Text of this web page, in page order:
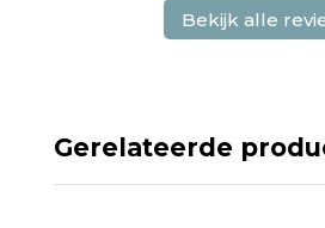
Bekijk alle
Gerelateerde